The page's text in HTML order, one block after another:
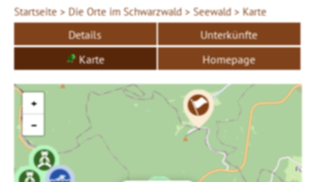
Startseite > Die Orte im Schwarzwald > Seewald > Karte
Details
Unterkünfte
Karte
Homepage
+
−